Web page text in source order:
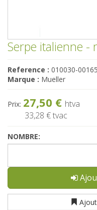
Serpe italienne -
Reference : 010030-00165
Marque : Mueller
Prix: 27,50 € htva
33,28 €tvac
NOMBRE: